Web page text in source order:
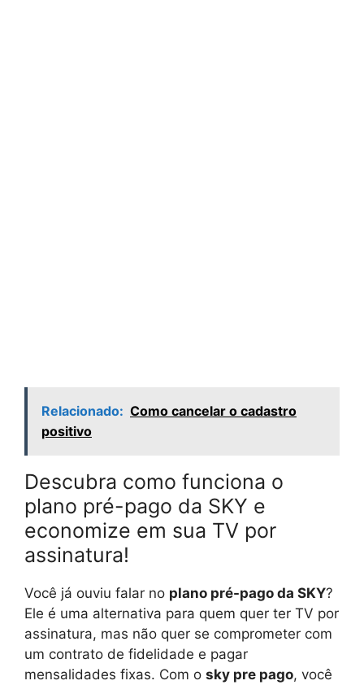
Relacionado: Como cancelar o cadastro
positivo
Descubra como funciona o
plano pré-pago da SKY e
economize em sua TV por
assinatura!
Você já ouviu falar no plano pré-pago da SKY?
Ele é uma alternativa para quem quer ter TV por
assinatura, mas não quer se comprometer com
um contrato de fidelidade e pagar
mensalidades fixas. Com o sky pre pago, você